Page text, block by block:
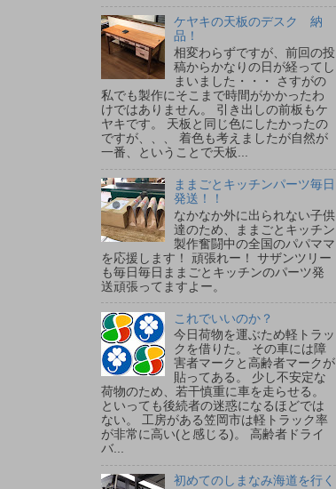
ケヤキの天板のデスク 納
品！
相変わらずですが、前回の投
稿からかなりの日が経ってし
まいました・・・ さすがの
私でも製作にそこまで時間がかかったわ
けではありません。 引き出しの前板もケ
ヤキです。 天板と同じ色にしたかったの
ですが、、、 着色も考えましたが自然が
一番、ということで天板...
ままごとキッチンパーツ毎日
発送！！
なかなか外に出られない子供
達のため、ままごとキッチン
製作奮闘中の全国のパパママ
を応援します！ 頑張れー！ サザンツリー
も毎日毎日ままごとキッチンのパーツ発
送頑張ってますよー。
これでいいのか？
今日荷物を運ぶため軽トラッ
クを借りた。 その車には障
害者マークと高齢者マークが
貼ってある。 少し不安定な
荷物のため、若干慎重に車を走らせる。
といっても後続者の迷惑になるほどでは
ない。 工房がある笠岡市は軽トラック率
が非常に高い(と感じる)。 高齢者ドライ
バ...
初めてのしまなみ海道を行く